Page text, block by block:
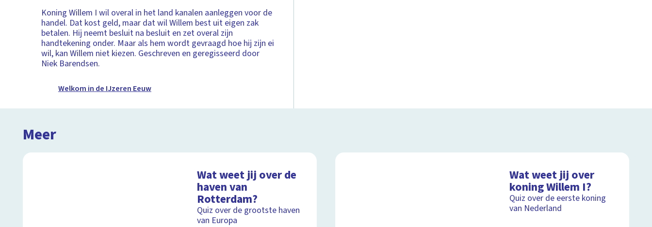
Koning Willem I wil overal in het land kanalen aanleggen voor de
handel. Dat kost geld, maar dat wil Willem best uit eigen zak
betalen. Hij neemt besluit na besluit en zet overal zijn
handtekening onder. Maar als hem wordt gevraagd hoe hij zijn ei
wil, kan Willem niet kiezen. Geschreven en geregisseerd door
Niek Barendsen.
Welkom in de IJzeren Eeuw
Meer
Wat weet jij over de
haven van
Rotterdam?
Quiz over de grootste haven
van Europa
Wat weet jij over
koning Willem I?
Quiz over de eerste koning
van Nederland